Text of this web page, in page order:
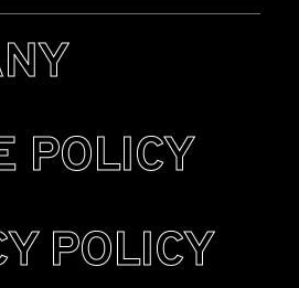
POLICY
POLICY